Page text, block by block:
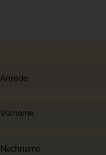
Anrede